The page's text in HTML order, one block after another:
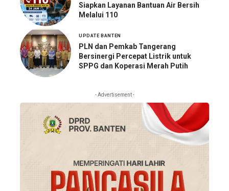
Siapkan Layanan Bantuan Air Bersih
Melalui 110
UPDATE BANTEN
PLN dan Pemkab Tangerang
Bersinergi Percepat Listrik untuk
SPPG dan Koperasi Merah Putih
- Advertisement -